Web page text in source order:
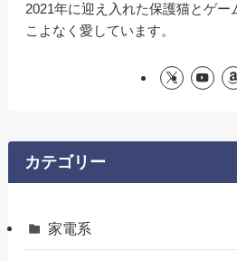
2021年に迎え入れた保護猫とゲー
こよなく愛しています。
カテゴリー
家電系